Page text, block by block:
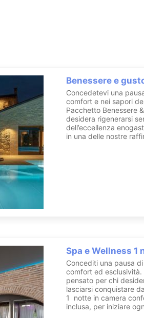
per un'esperienza davvero rigenerante
Benessere e
Concedetevi una
comfort e nei sapori
Pacchetto Benessere
desidera rigenerarsi
dell’eccellenza
in una delle nostre
Spa e Wellness 1
Concediti una pausa
comfort ed esclusività.
pensato per chi
lasciarsi conquistare
1 notte in camera
inclusa, per iniziare